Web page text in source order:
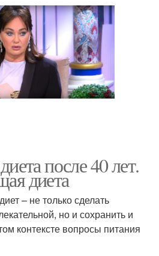
после 40 лет.
диета
– не только сделать
но и сохранить и
контексте вопросы питания